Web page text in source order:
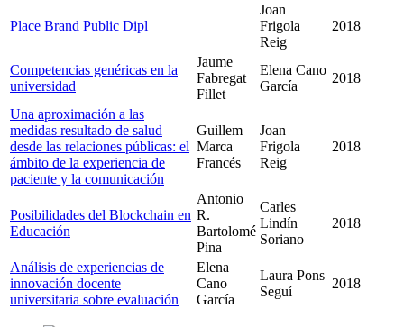
Place Brand Public Dipl
Joan
Frigola
Reig
2018
Competencias genéricas en la
universidad
Jaume
Fabregat
Fillet
Elena Cano
García
2018
Una aproximación a las
medidas resultado de salud
desde las relaciones públicas: el
ámbito de la experiencia de
paciente y la comunicación
Guillem
Marca
Francés
Joan
Frigola
Reig
2018
Posibilidades del Blockchain en
Educación
Antonio
R.
Bartolomé
Pina
Carles
Lindín
Soriano
2018
Análisis de experiencias de
innovación docente
universitaria sobre evaluación
Elena
Cano
García
Laura Pons
Seguí
2018